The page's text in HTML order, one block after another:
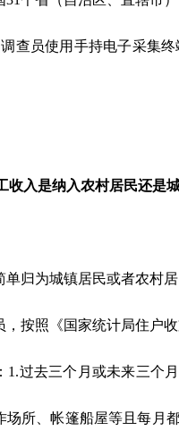
查员使用手持电子采集
收入是纳入农村居民还是
归为城镇居民或者农村
，按照《国家统计局住户
1.过去三个月或未来三个
场所、帐篷船屋等且每月